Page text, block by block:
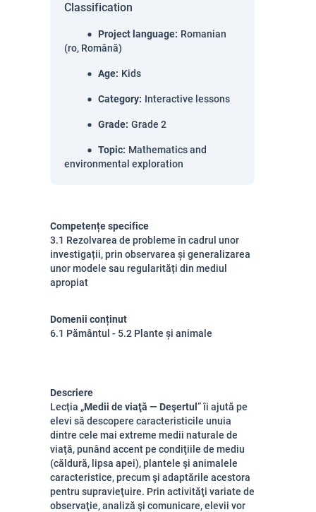
Classification
Project language: Romanian
(ro, Română)
Age: Kids
Category: Interactive lessons
Grade: Grade 2
Topic: Mathematics and
environmental exploration
Competențe specifice
3.1 Rezolvarea de probleme în cadrul unor
investigații, prin observarea și generalizarea
unor modele sau regularități din mediul
apropiat
Domenii conținut
6.1 Pământul - 5.2 Plante și animale
Descriere
Lecția „Medii de viaţă — Deşertul ” îi ajută pe
elevi să descopere caracteristicile unuia
dintre cele mai extreme medii naturale de
viaţă, punând accent pe condiţiile de mediu
(căldură, lipsa apei), plantele şi animalele
caracteristice, precum şi adaptările acestora
pentru supravieţuire. Prin activităţi variate de
observaţie, analiză şi comunicare, elevii vor